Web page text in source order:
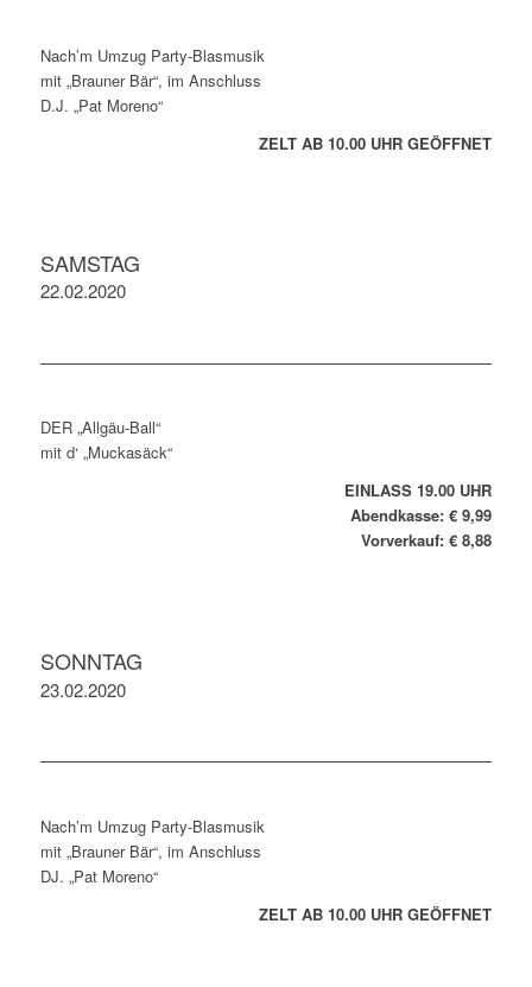
Nach’m Umzug Party-Blasmusik
mit „Brauner Bär“, im Anschluss
D.J. „Pat Moreno“
ZELT AB 10.00 UHR GEÖFFNET
SAMSTAG
22.02.2020
DER „Allgäu-Ball“
mit d‘ „Muckasäck“
EINLASS 19.00 UHR
Abendkasse: € 9,99
Vorverkauf: € 8,88
SONNTAG
23.02.2020
Nach’m Umzug Party-Blasmusik
mit „Brauner Bär“, im Anschluss
DJ. „Pat Moreno“
ZELT AB 10.00 UHR GEÖFFNET